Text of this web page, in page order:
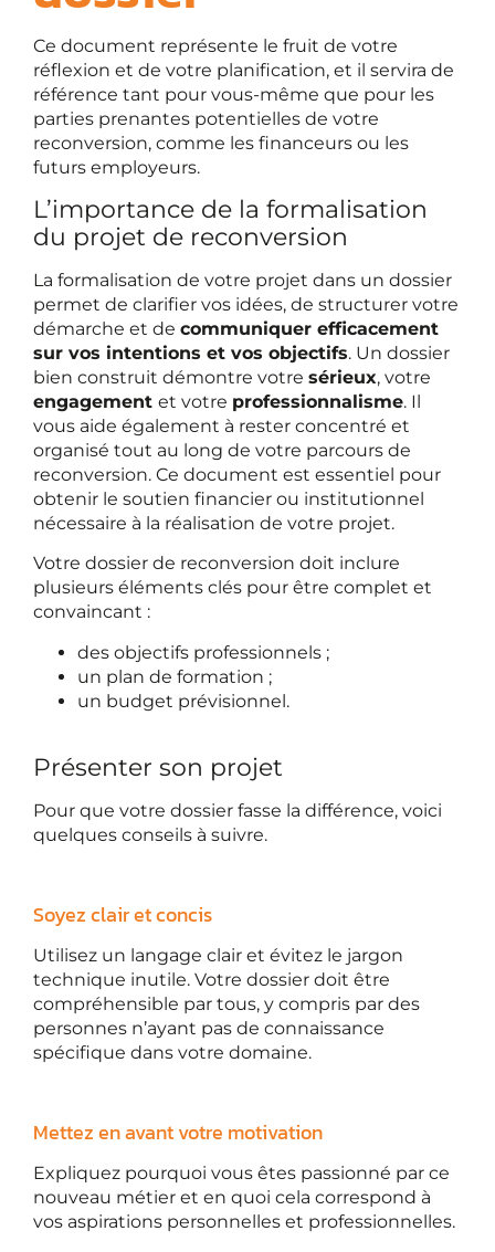
Ce document représente le fruit de votre
réflexion et de votre planification, et il servira de
référence tant pour vous-même que pour les
parties prenantes potentielles de votre
reconversion, comme les financeurs ou les
futurs employeurs.
L’importance de la formalisation
du projet de reconversion
La formalisation de votre projet dans un dossier
permet de clarifier vos idées, de structurer votre
démarche et de communiquer efficacement
sur vos intentions et vos objectifs. Un dossier
bien construit démontre votre sérieux, votre
engagement et votre professionnalisme. Il
vous aide également à rester concentré et
organisé tout au long de votre parcours de
reconversion. Ce document est essentiel pour
obtenir le soutien financier ou institutionnel
nécessaire à la réalisation de votre projet.
Votre dossier de reconversion doit inclure
plusieurs éléments clés pour être complet et
convaincant :
des objectifs professionnels ;
un plan de formation ;
un budget prévisionnel.
Présenter son projet
Pour que votre dossier fasse la différence, voici
quelques conseils à suivre.
Soyez clair et concis
Utilisez un langage clair et évitez le jargon
technique inutile. Votre dossier doit être
compréhensible par tous, y compris par des
personnes n’ayant pas de connaissance
spécifique dans votre domaine.
Mettez en avant votre motivation
Expliquez pourquoi vous êtes passionné par ce
nouveau métier et en quoi cela correspond à
vos aspirations personnelles et professionnelles.